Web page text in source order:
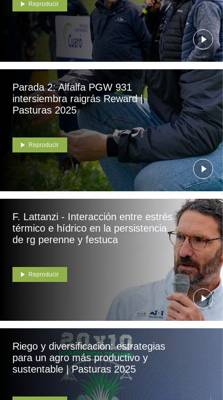
Reproducir
Parada 2: Alfalfa PGW 931
intersiembra raigrás Reward |
Pasturas 2025
Reproducir
F. Lattanzi - Interacción entre estrés
térmico e hídrico en la persistencia
de rg perenne y festuca
Reproducir
Riego y diversificación: estrategias
para un agro más productivo y
sustentable | Pasturas 2025